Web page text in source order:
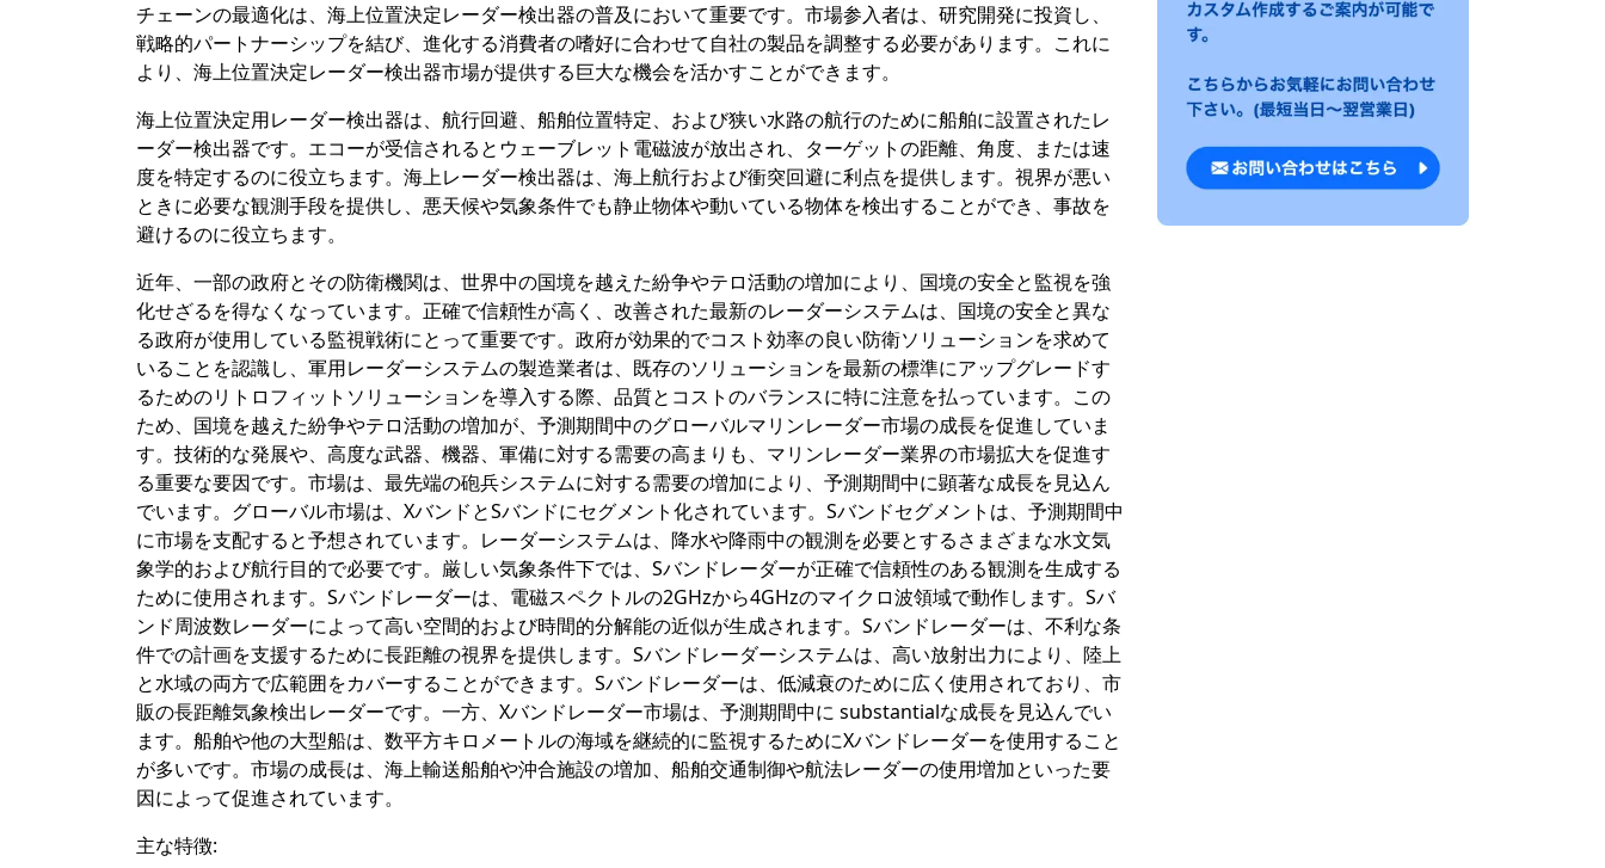
チェーンの最適化は、海上位置決定レーダー検出器の普及において重要です。市場参入者は、研究開発に投資し、
戦略的パートナーシップを結び、進化する消費者の嗜好に合わせて自社の製品を調整する必要があります。これに
より、海上位置決定レーダー検出器市場が提供する巨大な機会を活かすことができます。
海上位置決定用レーダー検出器は、航行回避、船舶位置特定、および狭い水路の航行のために船舶に設置されたレ
ーダー検出器です。エコーが受信されるとウェーブレット電磁波が放出され、ターゲットの距離、角度、または速
度を特定するのに役立ちます。海上レーダー検出器は、海上航行および衝突回避に利点を提供します。視界が悪い
ときに必要な観測手段を提供し、悪天候や気象条件でも静止物体や動いている物体を検出することができ、事故を
避けるのに役立ちます。
近年、一部の政府とその防衛機関は、世界中の国境を越えた紛争やテロ活動の増加により、国境の安全と監視を強
化せざるを得なくなっています。正確で信頼性が高く、改善された最新のレーダーシステムは、国境の安全と異な
る政府が使用している監視戦術にとって重要です。政府が効果的でコスト効率の良い防衛ソリューションを求めて
いることを認識し、軍用レーダーシステムの製造業者は、既存のソリューションを最新の標準にアップグレードす
るためのリトロフィットソリューションを導入する際、品質とコストのバランスに特に注意を払っています。この
ため、国境を越えた紛争やテロ活動の増加が、予測期間中のグローバルマリンレーダー市場の成長を促進していま
す。技術的な発展や、高度な武器、機器、軍備に対する需要の高まりも、マリンレーダー業界の市場拡大を促進す
る重要な要因です。市場は、最先端の砲兵システムに対する需要の増加により、予測期間中に顕著な成長を見込ん
でいます。グローバル市場は、XバンドとSバンドにセグメント化されています。Sバンドセグメントは、予測期間中
に市場を支配すると予想されています。レーダーシステムは、降水や降雨中の観測を必要とするさまざまな水文気
象学的および航行目的で必要です。厳しい気象条件下では、Sバンドレーダーが正確で信頼性のある観測を生成する
ために使用されます。Sバンドレーダーは、電磁スペクトルの2GHzから4GHzのマイクロ波領域で動作します。Sバ
ンド周波数レーダーによって高い空間的および時間的分解能の近似が生成されます。Sバンドレーダーは、不利な条
件での計画を支援するために長距離の視界を提供します。Sバンドレーダーシステムは、高い放射出力により、陸上
と水域の両方で広範囲をカバーすることができます。Sバンドレーダーは、低減衰のために広く使用されており、市
販の長距離気象検出レーダーです。一方、Xバンドレーダー市場は、予測期間中に substantialな成長を見込んでい
ます。船舶や他の大型船は、数平方キロメートルの海域を継続的に監視するためにXバンドレーダーを使用すること
が多いです。市場の成長は、海上輸送船舶や沖合施設の増加、船舶交通制御や航法レーダーの使用増加といった要
因によって促進されています。
主な特徴: